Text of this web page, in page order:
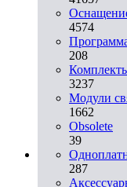
4574
208
3237
Модули
1662
Obsolete
39
287